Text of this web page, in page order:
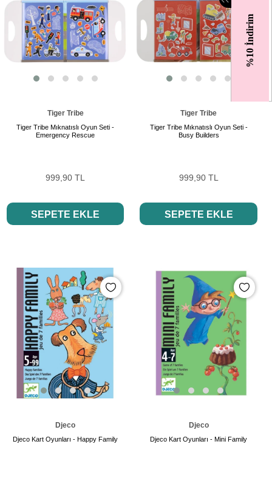
%10 İndirim
Tiger Tribe
Tiger Tribe Mıknatıslı Oyun Seti -
Emergency Rescue
999,90 TL
SEPETE EKLE
Tiger Tribe
Tiger Tribe Mıknatıslı Oyun Seti -
Busy Builders
999,90 TL
SEPETE EKLE
Djeco
Djeco Kart Oyunları - Happy Family
Djeco
Djeco Kart Oyunları - Mini Family